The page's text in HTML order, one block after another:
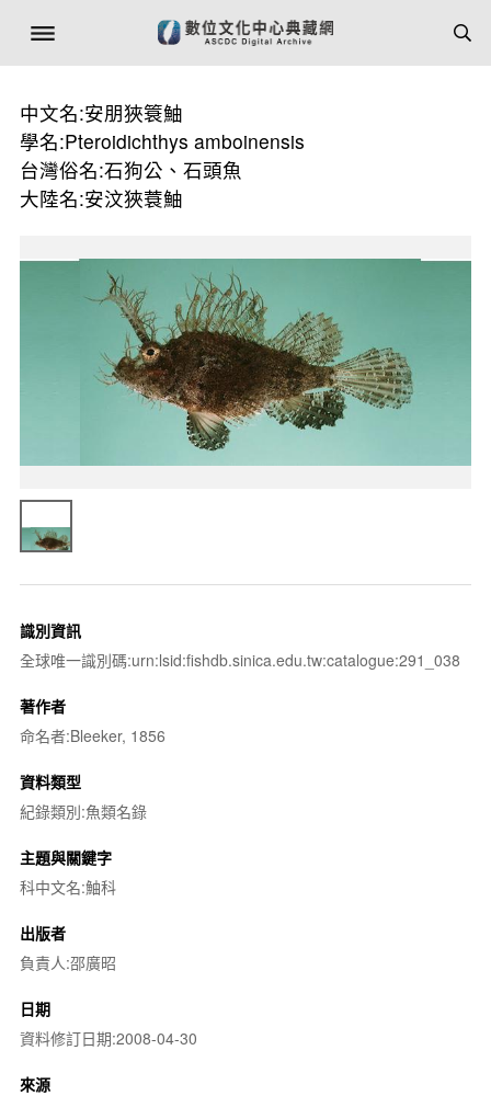
中文名:安朋狹簑鮋
學名:Pteroidichthys amboinensis
台灣俗名:石狗公、石頭魚
大陸名:安汶狹蓑鮋
識別資訊
全球唯一識別碼:urn:lsid:fishdb.sinica.edu.tw:catalogue:291_038
著作者
命名者:Bleeker, 1856
資料類型
紀錄類別:魚類名錄
主題與關鍵字
科中文名:鮋科
出版者
負責人:邵廣昭
日期
資料修訂日期:2008-04-30
來源